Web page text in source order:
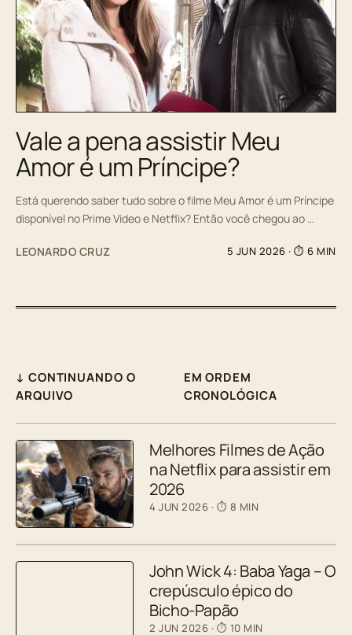
Vale a pena assistir Meu
Amor é um Príncipe?
Está querendo saber tudo sobre o filme Meu Amor é um Príncipe
disponível no Prime Video e Netflix? Então você chegou ao …
LEONARDO CRUZ 5 JUN 2026 · ⏱ 6 MIN
↓ CONTINUANDO O
ARQUIVO
EM ORDEM
CRONOLÓGICA
Melhores Filmes de Ação
na Netflix para assistir em
2026
4 JUN 2026 · ⏱ 8 MIN
John Wick 4: Baba Yaga – O
crepúsculo épico do
Bicho-Papão
2 JUN 2026 · ⏱ 10 MIN